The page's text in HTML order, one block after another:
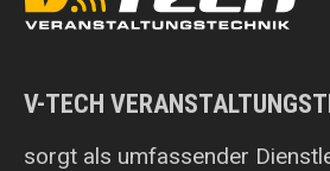
V-TECH
sorgt als umfassender